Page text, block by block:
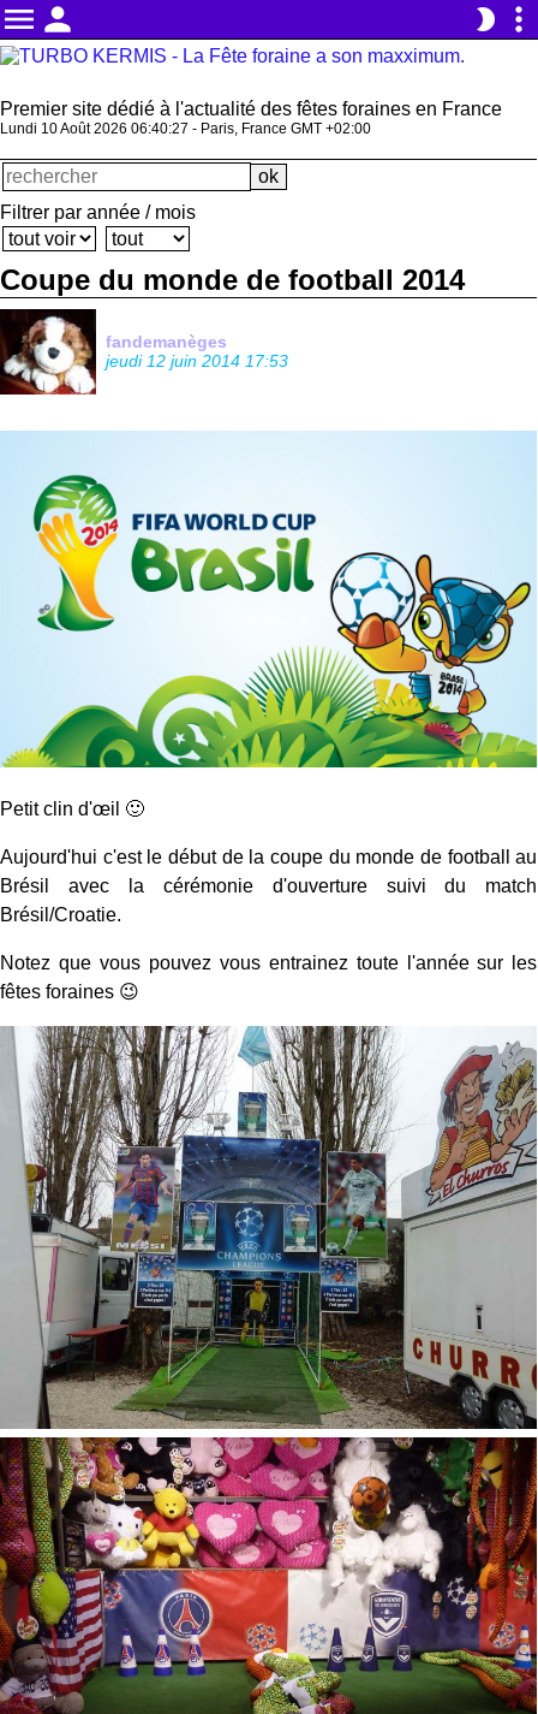
menu person brightness_2 more_vert
Premier site dédié à l'actualité des fêtes foraines en France
Lundi 10 Août 2026 06:40:27 - Paris, France GMT +02:00
Filtrer par année / mois
Coupe du monde de football 2014
fandemanèges
jeudi 12 juin 2014 17:53
Petit clin d'œil 🙂
Aujourd'hui c'est le début de la coupe du monde de football au
Brésil avec la cérémonie d'ouverture suivi du match
Brésil/Croatie.
Notez que vous pouvez vous entrainez toute l'année sur les
fêtes foraines 😉